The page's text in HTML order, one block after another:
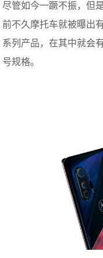
尽管如今一蹶不振，但
前不久摩托车就被曝出
系列产品，在其中就会
号规格。